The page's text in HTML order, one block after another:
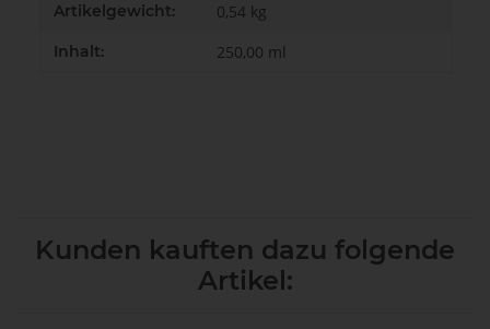
Artikelgewicht: 0,54 kg
Inhalt: 250,00 ml
Kunden kauften dazu folgende
Artikel: